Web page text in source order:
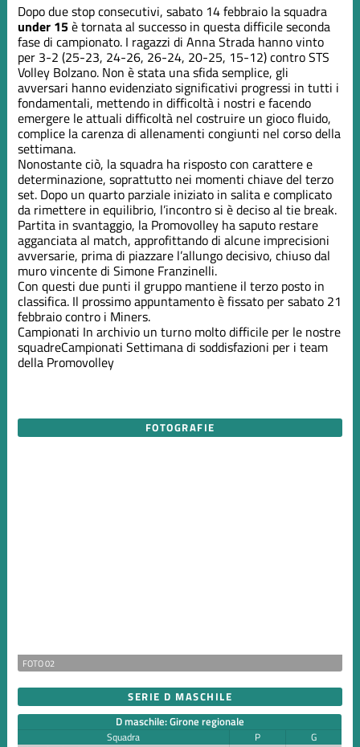
Dopo due stop consecutivi, sabato 14 febbraio la squadra
under 15è tornata al successo in questa difficile seconda
fase di campionato. I ragazzi di Anna Strada hanno vinto
per 3-2 (25-23, 24-26, 26-24, 20-25, 15-12) contro STS
Volley Bolzano. Non è stata una sfida semplice, gli
avversari hanno evidenziato significativi progressi in tutti i
fondamentali, mettendo in difficoltà i nostri e facendo
emergere le attuali difficoltà nel costruire un gioco fluido,
complice la carenza di allenamenti congiunti nel corso della
settimana.
Nonostante ciò, la squadra ha risposto con carattere e
determinazione, soprattutto nei momenti chiave del terzo
set. Dopo un quarto parziale iniziato in salita e complicato
da rimettere in equilibrio, l’incontro si è deciso al tie break.
Partita in svantaggio, la Promovolley ha saputo restare
agganciata al match, approfittando di alcune imprecisioni
avversarie, prima di piazzare l’allungo decisivo, chiuso dal
muro vincente di Simone Franzinelli.
Con questi due punti il gruppo mantiene il terzo posto in
classifica. Il prossimo appuntamento è fissato per sabato 21
febbraio contro i Miners.
Campionati In archivio un turno molto difficile per le nostre
squadreCampionati Settimana di soddisfazioni per i team
della Promovolley
FOTOGRAFIE
FOTO 02
SERIE D MASCHILE
D maschile: Girone regionale
Squadra P
G